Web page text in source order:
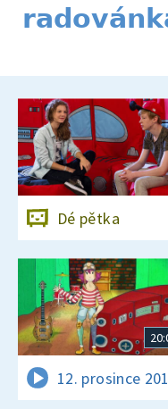
Dé pětka
12. prosince